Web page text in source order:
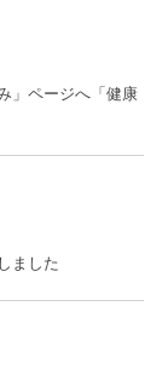
」ページへ「健康
ました